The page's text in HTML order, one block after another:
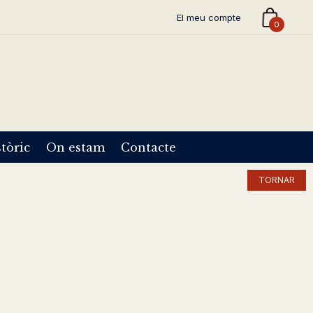
El meu compte
0
On estam Contacte
TORNAR